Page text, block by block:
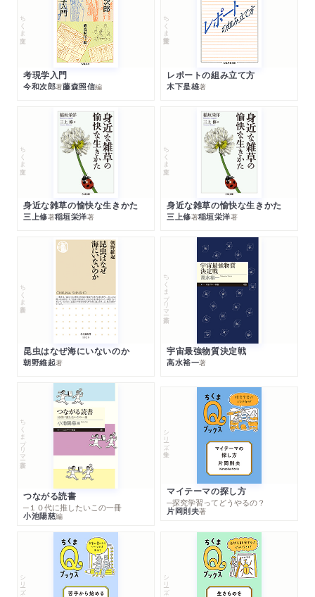
ちくま文庫
考現学入門
今和次郎著藤森照信編
ちくま学芸文庫
レポートの組み立て方
木下是雄著
ちくま文庫
身近な雑草の愉快な生きかた
三上修著稲垣栄洋著
ちくま文庫
身近な雑草の愉快な生きかた
三上修著稲垣栄洋著
ちくま新書
昆虫はなぜ海にいないのか
朝野維起著
ちくまプリマー新書
宇宙最強物質決定戦
高水裕一著
ちくまプリマー新書
つながる読書
─１０代に推したいこの一冊
小池陽慈編
シリーズ・全集
マイテーマの探し方
─探究学習ってどうやるの？
片岡則夫著
シリーズ・全集 シリーズ・全集